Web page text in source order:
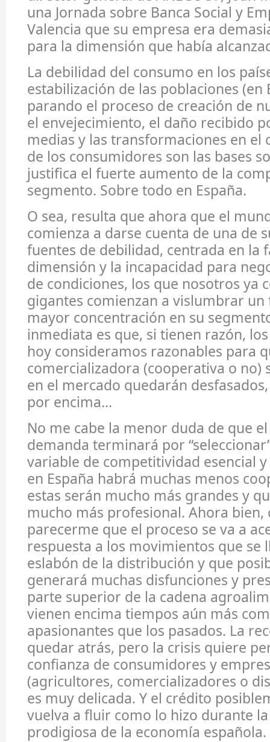
una Jornada sobre Banca Social y
Valencia que su empresa era
para la dimensión que había
La debilidad del consumo en los
estabilización de las poblaciones (en
parando el proceso de creación de
el envejecimiento, el daño recibido
medias y las transformaciones en
de los consumidores son las bases
justifica el fuerte aumento de la
segmento. Sobre todo en España.
O sea, resulta que ahora que el
comienza a darse cuenta de una de
fuentes de debilidad, centrada en la
dimensión y la incapacidad para
de condiciones, los que nosotros ya
gigantes comienzan a vislumbrar
mayor concentración en su
inmediata es que, si tienen razón,
hoy consideramos razonables para
comercializadora (cooperativa o no)
en el mercado quedarán
por encima…
No me cabe la menor duda de que
demanda terminará por
variable de competitividad esencial
en España habrá muchas menos
estas serán mucho más grandes y
mucho más profesional. Ahora bien,
parecerme que el proceso se va a
respuesta a los movimientos que se
eslabón de la distribución y que
generará muchas disfunciones y
parte superior de la cadena
vienen encima tiempos aún más
apasionantes que los pasados. La
quedar atrás, pero la crisis quiere
confianza de consumidores y
(agricultores, comercializadores o
es muy delicada. Y el crédito
vuelva a fluir como lo hizo durante
prodigiosa de la economía española.